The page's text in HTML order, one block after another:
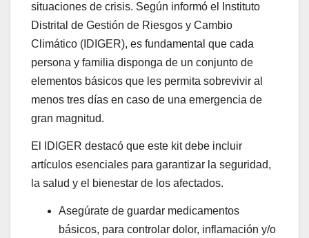
situaciones de crisis. Según informó el Instituto
Distrital de Gestión de Riesgos y Cambio
Climático (IDIGER), es fundamental que cada
persona y familia disponga de un conjunto de
elementos básicos que les permita sobrevivir al
menos tres días en caso de una emergencia de
gran magnitud.
El IDIGER destacó que este kit debe incluir
artículos esenciales para garantizar la seguridad,
la salud y el bienestar de los afectados.
Asegúrate de guardar medicamentos
básicos, para controlar dolor, inflamación y/o